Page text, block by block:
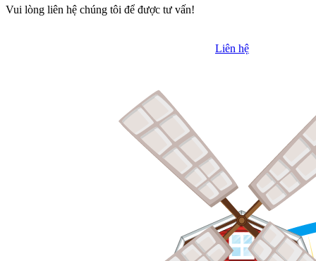
Vui lòng liên hệ chúng tôi để được tư vấn!
Liên hệ